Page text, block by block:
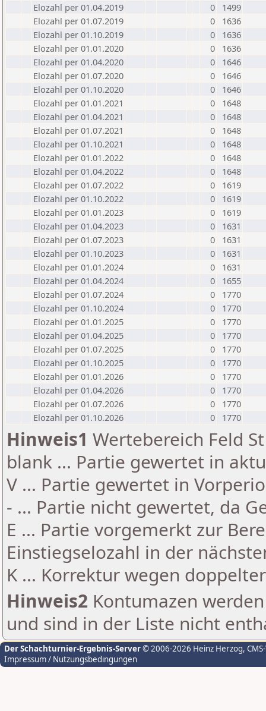
Elozahl per 01.04.2019
0
1499
Elozahl per 01.07.2019
0
1636
Elozahl per 01.10.2019
0
1636
Elozahl per 01.01.2020
0
1636
Elozahl per 01.04.2020
0
1646
Elozahl per 01.07.2020
0
1646
Elozahl per 01.10.2020
0
1646
Elozahl per 01.01.2021
0
1648
Elozahl per 01.04.2021
0
1648
Elozahl per 01.07.2021
0
1648
Elozahl per 01.10.2021
0
1648
Elozahl per 01.01.2022
0
1648
Elozahl per 01.04.2022
0
1648
Elozahl per 01.07.2022
0
1619
Elozahl per 01.10.2022
0
1619
Elozahl per 01.01.2023
0
1619
Elozahl per 01.04.2023
0
1631
Elozahl per 01.07.2023
0
1631
Elozahl per 01.10.2023
0
1631
Elozahl per 01.01.2024
0
1631
Elozahl per 01.04.2024
0
1655
Elozahl per 01.07.2024
0
1770
Elozahl per 01.10.2024
0
1770
Elozahl per 01.01.2025
0
1770
Elozahl per 01.04.2025
0
1770
Elozahl per 01.07.2025
0
1770
Elozahl per 01.10.2025
0
1770
Elozahl per 01.01.2026
0
1770
Elozahl per 01.04.2026
0
1770
Elozahl per 01.07.2026
0
1770
Elozahl per 01.10.2026
0 1770
Hinweis1 Wertebereich Feld
blank ... Partie gewertet in
V ... Partie gewertet in
- ... Partie nicht gewertet, da
E ... Partie vorgemerkt zur
Einstiegselozahl in der
K ... Korrektur wegen
Hinweis2 Kontumazen
und sind in der Liste nicht
Der Schachturnier-Ergebnis-Server© 2006-2026 Heinz Herzog,
Impressum / Nutzungsbedingungen